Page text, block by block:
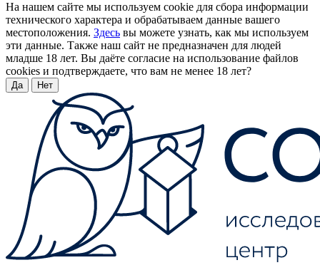
На нашем сайте мы используем cookie для сбора информации
технического характера и обрабатываем данные вашего
местоположения. Здесь вы можете узнать, как мы используем
эти данные. Также наш сайт не предназначен для людей
младше 18 лет. Вы даёте согласие на использование файлов
cookies и подтверждаете, что вам не менее 18 лет?
Да Нет